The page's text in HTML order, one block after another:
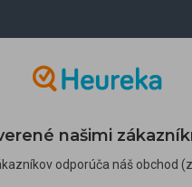
našimi
odporúča náš obchod